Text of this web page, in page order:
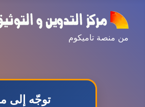
من منصة تاميكوم
توجّه إلى